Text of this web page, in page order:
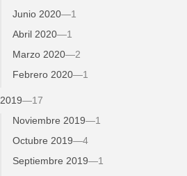
Junio 2020—1
Abril 2020—1
Marzo 2020—2
Febrero 2020—1
2019—17
Noviembre 2019—1
Octubre 2019—4
Septiembre 2019—1